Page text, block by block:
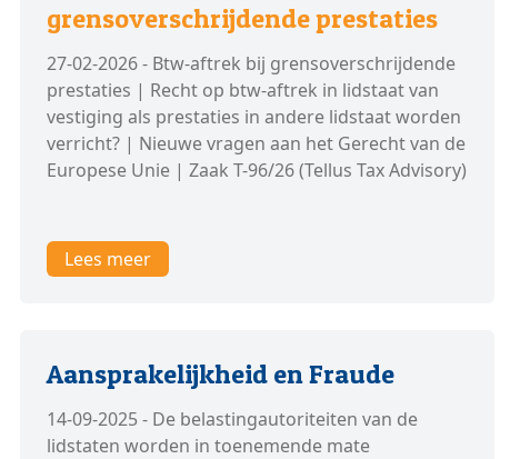
grensoverschrijdende prestaties
27-02-2026 - Btw-aftrek bij grensoverschrijdende
prestaties | Recht op btw-aftrek in lidstaat van
vestiging als prestaties in andere lidstaat worden
verricht? | Nieuwe vragen aan het Gerecht van de
Europese Unie | Zaak T-96/26 (Tellus Tax Advisory)
Lees meer
Aansprakelijkheid en Fraude
14-09-2025 - De belastingautoriteiten van de
lidstaten worden in toenemende mate